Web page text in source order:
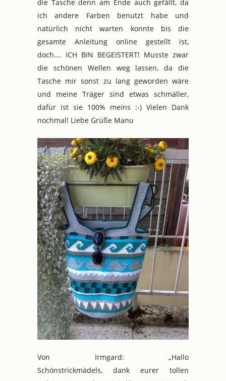
die Tasche denn am Ende auch gefällt, da
ich andere Farben benutzt habe und
natürlich nicht warten konnte bis die
gesamte Anleitung online gestellt ist,
doch…. ICH BIN BEGEISTERT! Musste zwar
die schönen Wellen weg lassen, da die
Tasche mir sonst zu lang geworden wäre
und meine Träger sind etwas schmäller,
dafür ist sie 100% meins :-) Vielen Dank
nochmal! Liebe Grüße Manu
Von Irmgard: „Hallo
Schönstrickmädels, dank eurer tollen